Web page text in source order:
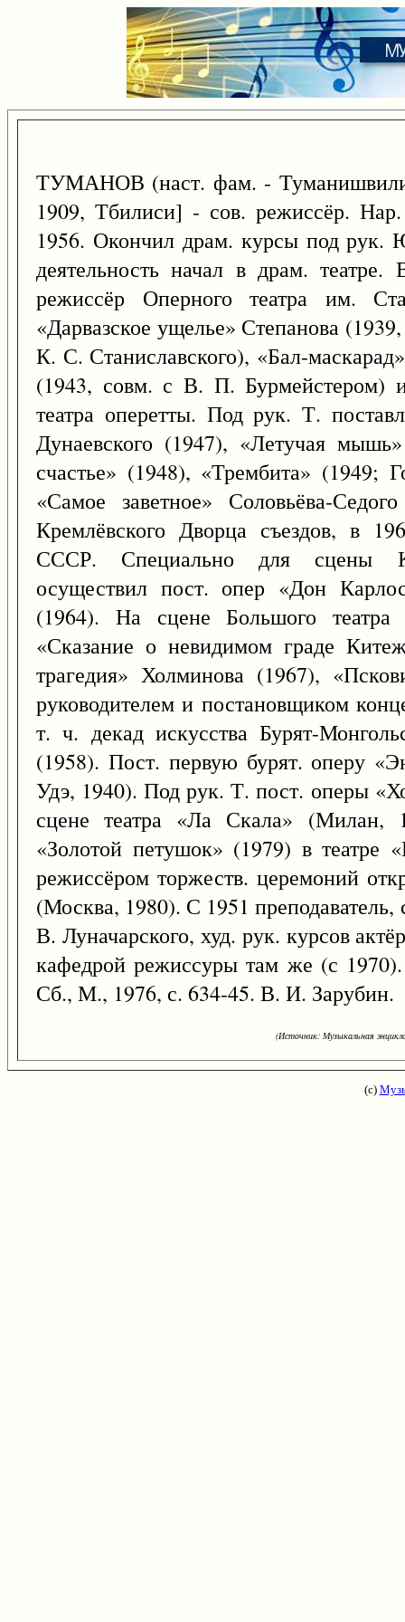
ТУМАНОВ (наст. фам. -
1909, Тбилиси] - сов. режиссёр.
1956. Окончил драм. курсы под рук.
деятельность начал в драм.
режиссёр Оперного театра им.
«Дарвазское ущелье» Степанова
К. С. Станиславского), «Бал-
(1943, совм. с В. П. Бурмейстером)
театра оперетты. Под рук. Т.
Дунаевского (1947), «Летучая
счастье» (1948), «Трембита»
«Самое заветное» Соловьёва-
Кремлёвского Дворца съездов, в
СССР. Специально для сцены
осуществил пост. опер «Дон
(1964). На сцене Большого
«Сказание о невидимом граде
трагедия» Холминова (1967),
руководителем и постановщиком
т. ч. декад искусства Бурят-
(1958). Пост. первую бурят. оперу
Удэ, 1940). Под рук. Т. пост. оперы
сцене театра «Ла Скала» (Милан,
«Золотой петушок» (1979) в театре
режиссёром торжеств. церемоний
(Москва, 1980). С 1951
В. Луначарского, худ. рук. курсов
кафедрой режиссуры там же (с
Сб., М., 1976, с. 634-45. В. И. Зарубин.
(Источник: Музыкальная
(с)